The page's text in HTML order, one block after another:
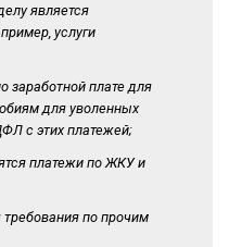
является
услуги
заработной плате для
для уволенных
с этих платежей;
платежи по ЖКУ и
требования по прочим